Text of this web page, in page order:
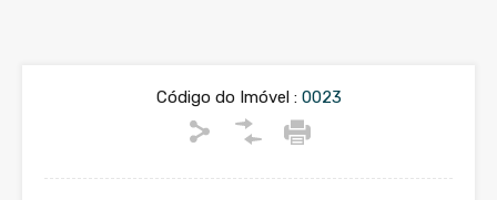
Código do Imóvel :0023